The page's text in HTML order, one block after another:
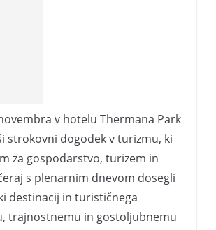
v hotelu Thermana Park
strokovni dogodek v turizmu, ki
za gospodarstvo, turizem in
s plenarnim dnevom dosegli
destinacij in turističnega
trajnostnemu in gostoljubnemu